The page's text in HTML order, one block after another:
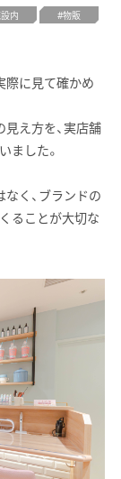
内
物販
際に見て確かめ
え方を、実店舗
ました。
く、ブランドの
ることが大切な